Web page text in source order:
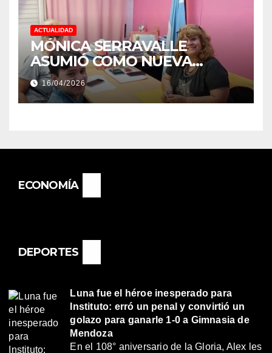
ACTUALIDAD
MÓNICA SERRAVALLE
ASUMIÓ COMO NUEVA
DIRECTORA DEL E.E.S. N° 82
«RENÉ FAVALORO» DE
BASAIL.
16/04/2026
ECONOMÍA
DEPORTES
Luna fue el héroe inesperado para
Instituto: erró un penal y convirtió un
golazo para ganarle 1-0 a Gimnasia de
Mendoza
En el 108° aniversario de la Gloria, Alex les